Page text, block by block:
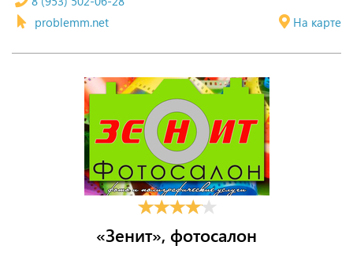
На карте
problemm.net
«Зенит», фотосалон